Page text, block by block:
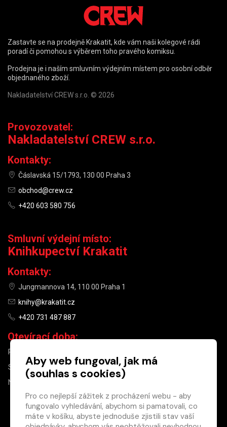
×
Zastavte se na prodejně Krakatit, kde vám naši kolegové rádi
poradí či pomohou s výběrem toho pravého komiksu.
Prodejna je i naším smluvním výdejním místem pro osobní odběr
objednaného zboží.
Nakladatelství CREW s.r.o. © 2026
Provozovatel:
Nakladatelství CREW s.r.o.
Kontakty:
Čáslavská 15/1793, 130 00 Praha 3
obchod@crew.cz
+420 603 580 756
Smluvní výdejní místo:
Knihkupectví Krakatit
Kontakty:
Jungmannova 14, 110 00 Praha 1
knihy@krakatit.cz
+420 731 487 887
Otevírací doba:
PO–PÁ
SO
10:00–13:00
NE
Aby web fungoval, jak má
(souhlas s cookies)
Pro co nejlepší zážitek z procházení webu - aby
fungovalo vyhledávání, abychom si pamatovali, co
máte v košíku, abyste jednoduše zjistili stav vaší